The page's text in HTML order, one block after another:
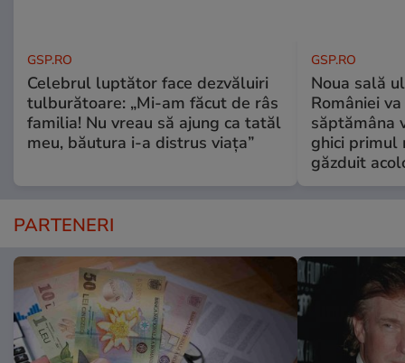
GSP.RO
Celebrul luptător face dezvăluiri
tulburătoare: „Mi-am făcut de râs
familia! Nu vreau să ajung ca tatăl
meu, băutura i-a distrus viața”
GSP.RO
Noua sală
României
săptămâna
ghici primul
găzduit
PARTENERI